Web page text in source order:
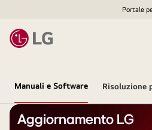
Portale
Manuali e Software Risoluzione
Aggiornamento LG